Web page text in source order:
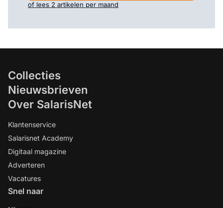
of lees 2 artikelen per maand
Collecties
Nieuwsbrieven
Over SalarisNet
Klantenservice
Salarisnet Academy
Digitaal magazine
Adverteren
Vacatures
Snel naar